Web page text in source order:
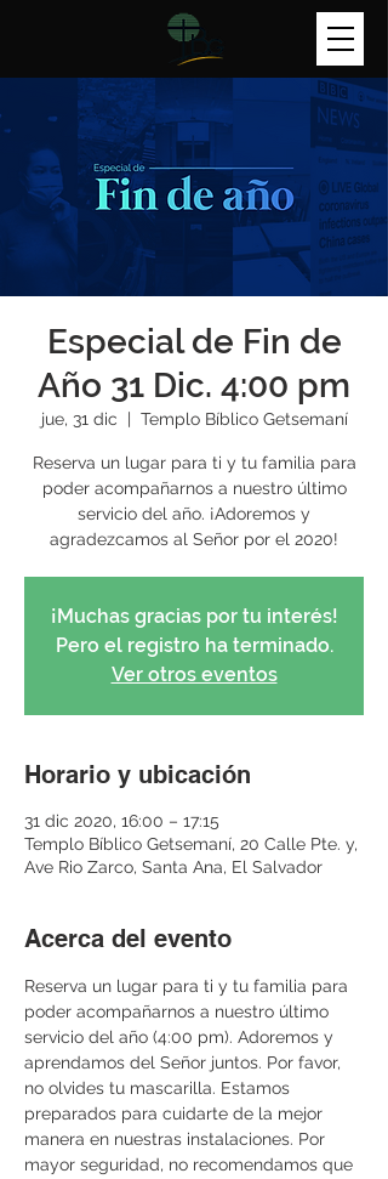
Especial de Fin de
Año 31 Dic. 4:00 pm
jue, 31 dic
  |
Templo Bíblico Getsemaní
Reserva un lugar para ti y tu familia para
poder acompañarnos a nuestro último
servicio del año. ¡Adoremos y
agradezcamos al Señor por el 2020!
¡Muchas gracias por tu interés!
Pero el registro ha terminado.
Ver otros eventos
Horario y ubicación
31 dic 2020, 16:00 – 17:15
Templo Bíblico Getsemaní, 20 Calle Pte. y,
Ave Rio Zarco, Santa Ana, El Salvador
Acerca del evento
Reserva un lugar para ti y tu familia para
poder acompañarnos a nuestro último
servicio del año (4:00 pm). Adoremos y
aprendamos del Señor juntos. Por favor,
no olvides tu mascarilla. Estamos
preparados para cuidarte de la mejor
manera en nuestras instalaciones. Por
mayor seguridad, no recomendamos que